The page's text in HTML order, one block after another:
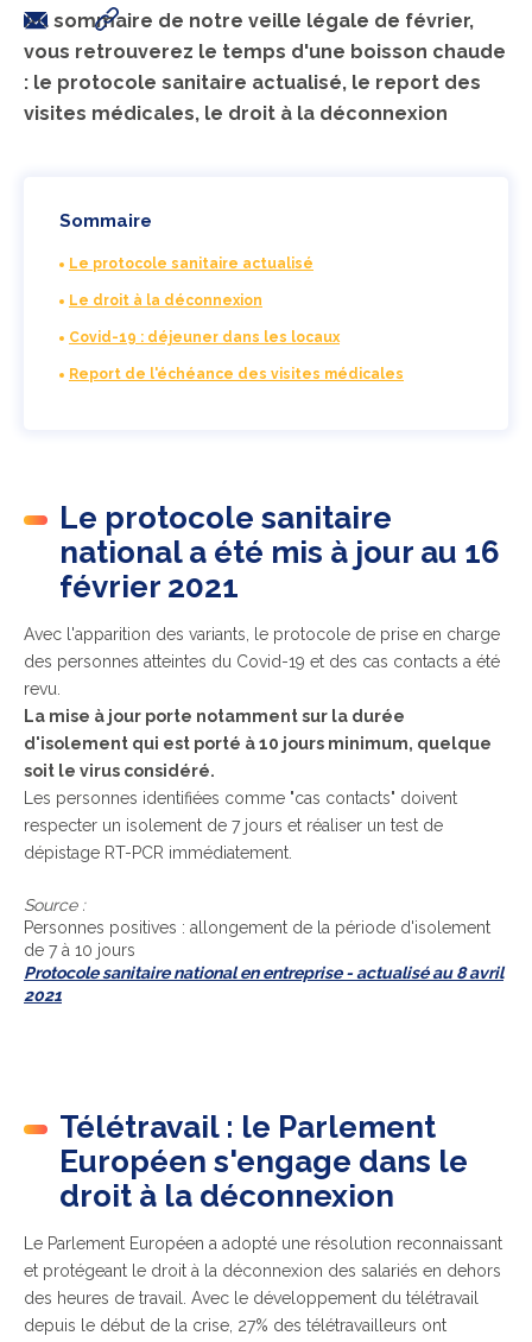
Au sommaire de notre veille légale de février,
vous retrouverez le temps d'une boisson chaude
: le protocole sanitaire actualisé, le report des
visites médicales, le droit à la déconnexion
Sommaire
Le protocole sanitaire actualisé
Le droit à la déconnexion
Covid-19 : déjeuner dans les locaux
Report de l'échéance des visites médicales
Le protocole sanitaire
national a été mis à jour au 16
février 2021
Avec l'apparition des variants, le protocole de prise en charge
des personnes atteintes du Covid-19 et des cas contacts a été
revu.
La mise à jour porte notamment sur la durée
d'isolement qui est porté à 10 jours minimum, quelque
soit le virus considéré.
Les personnes identifiées comme "cas contacts" doivent
respecter un isolement de 7 jours et réaliser un test de
dépistage RT-PCR immédiatement.
Source :
Personnes positives : allongement de la période d'isolement
de 7 à 10 jours
Protocole sanitaire national en entreprise - actualisé au 8 avril
2021
Télétravail : le Parlement
Européen s'engage dans le
droit à la déconnexion
Le Parlement Européen a adopté une résolution reconnaissant
et protégeant le droit à la déconnexion des salariés en dehors
des heures de travail. Avec le développement du télétravail
depuis le début de la crise, 27% des télétravailleurs ont